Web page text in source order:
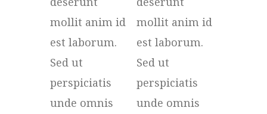
mollit anim id
est laborum.
Sed ut
perspiciatis
unde omnis
mollit anim id
est laborum.
Sed ut
perspiciatis
unde omnis